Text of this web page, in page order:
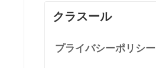
クラスール
プライバシーポリシー